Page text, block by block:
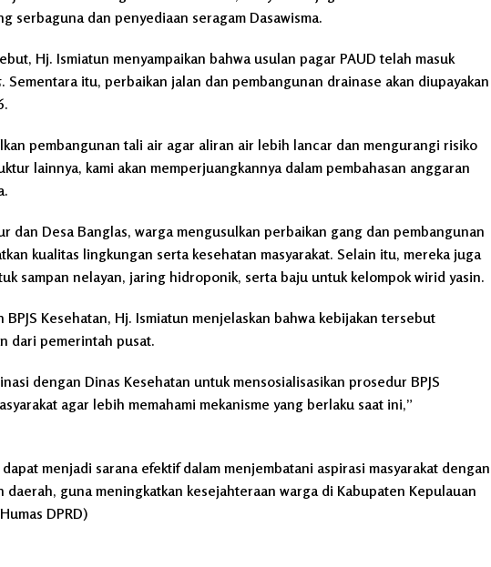
serbaguna dan penyediaan seragam Dasawisma.
Hj. Ismiatun menyampaikan bahwa usulan pagar PAUD telah masuk
Sementara itu, perbaikan jalan dan pembangunan drainase akan diupayakan
pembangunan tali air agar aliran air lebih lancar dan mengurangi risiko
lainnya, kami akan memperjuangkannya dalam pembahasan anggaran
dan Desa Banglas, warga mengusulkan perbaikan gang dan pembangunan
kualitas lingkungan serta kesehatan masyarakat. Selain itu, mereka juga
sampan nelayan, jaring hidroponik, serta baju untuk kelompok wirid yasin.
BPJS Kesehatan, Hj. Ismiatun menjelaskan bahwa kebijakan tersebut
dari pemerintah pusat.
dengan Dinas Kesehatan untuk mensosialisasikan prosedur BPJS
agar lebih memahami mekanisme yang berlaku saat ini,”
menjadi sarana efektif dalam menjembatani aspirasi masyarakat dengan
daerah, guna meningkatkan kesejahteraan warga di Kabupaten Kepulauan
DPRD)